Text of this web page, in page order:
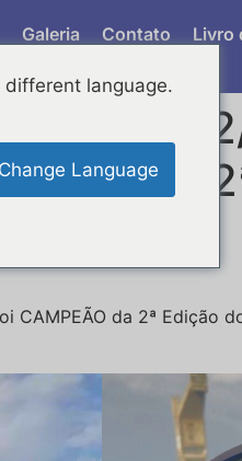
Galeria Contato Livro
dia
da
da 2ª Edição
language.
Change Language